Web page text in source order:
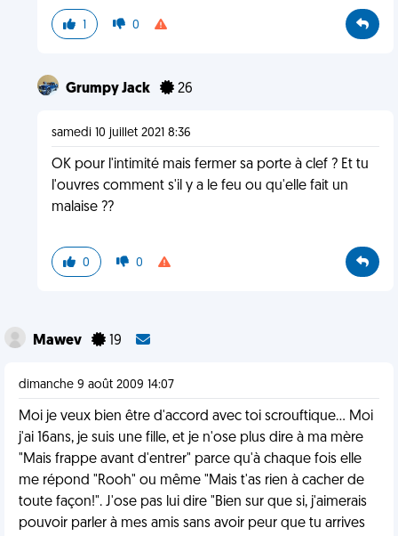
1 0
Grumpy Jack 26
samedi 10 juillet 2021 8:36
OK pour l'intimité mais fermer sa porte à clef ? Et tu
l'ouvres comment s'il y a le feu ou qu'elle fait un
malaise ??
0 0
Mawev 19
dimanche 9 août 2009 14:07
Moi je veux bien être d'accord avec toi scrouftique... Moi
j'ai 16ans, je suis une fille, et je n'ose plus dire à ma mère
"Mais frappe avant d'entrer" parce qu'à chaque fois elle
me répond "Rooh" ou même "Mais t'as rien à cacher de
toute façon!". J'ose pas lui dire "Bien sur que si, j'aimerais
pouvoir parler à mes amis sans avoir peur que tu arrives